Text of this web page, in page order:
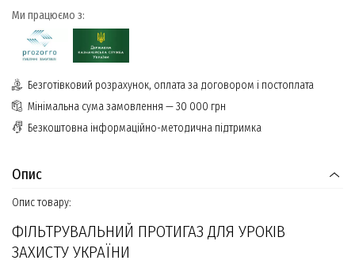
Ми працюємо з:
Безготівковий розрахунок, оплата за договором і постоплата
Мінімальна сума замовлення — 30 000 грн
Безкоштовна інформаційно-методична підтримка
Опис
Опис товару:
ФІЛЬТРУВАЛЬНИЙ ПРОТИГАЗ ДЛЯ УРОКІВ
ЗАХИСТУ УКРАЇНИ